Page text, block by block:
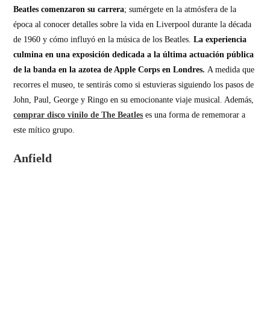
Beatles comenzaron su carrera; sumérgete en la atmósfera de la
época al conocer detalles sobre la vida en Liverpool durante la década
de 1960 y cómo influyó en la música de los Beatles.La experiencia
culmina en una exposición dedicada a la última actuación pública
de la banda en la azotea de Apple Corps en Londres.A medida que
recorres el museo, te sentirás como si estuvieras siguiendo los pasos de
John, Paul, George y Ringo en su emocionante viaje musical. Además,
comprar disco vinilo de The Beatles es una forma de rememorar a
este mítico grupo.
Anfield